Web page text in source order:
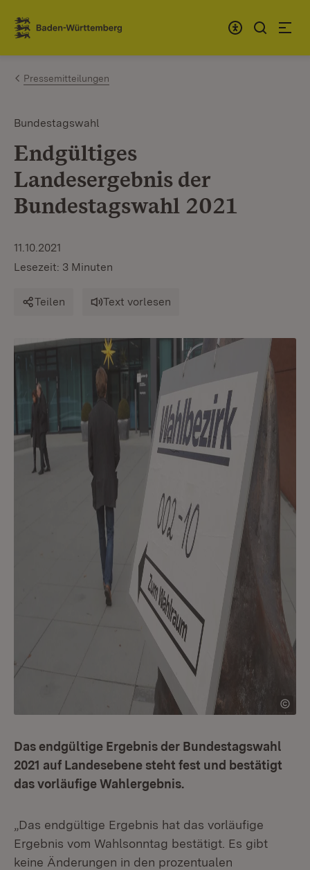
Zum Inhalt springen
Link zur Startseite
Pressemitteilungen
Bundestagswahl
Endgültiges
Landesergebnis der
Bundestagswahl 2021
11.10.2021
Lesezeit: 3 Minuten
Teilen Text vorlesen
Das endgültige Ergebnis der Bundestagswahl
2021 auf Landesebene steht fest und bestätigt
das vorläufige Wahlergebnis.
„Das endgültige Ergebnis hat das vorläufige
Ergebnis vom Wahlsonntag bestätigt. Es gibt
keine Änderungen in den prozentualen